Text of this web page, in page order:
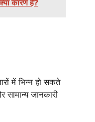
कारण है?
में भिन्न हो सकते
जानकारी